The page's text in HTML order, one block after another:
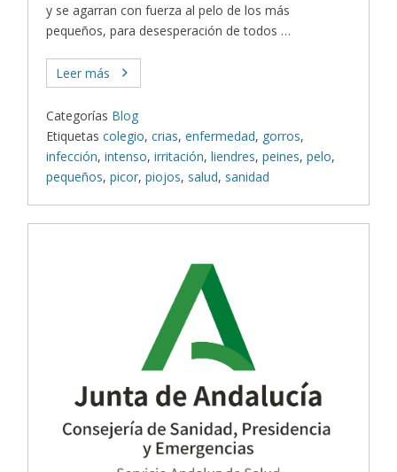
y se agarran con fuerza al pelo de los más
pequeños, para desesperación de todos …
Leer más
Categorías Blog
Etiquetas colegio,crias,enfermedad, gorros,
infección,intenso,irritación,liendres,peines,pelo,
pequeños,picor,piojos, salud, sanidad